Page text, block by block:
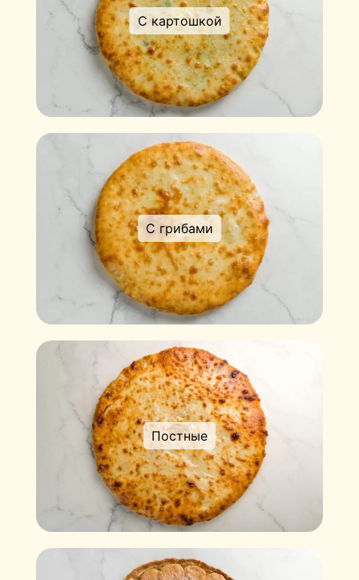
С картошкой
С грибами
Постные